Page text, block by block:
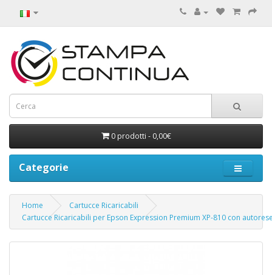
0 prodotti - 0,00€
Categorie
Home
Cartucce Ricaricabili
Cartucce Ricaricabili per Epson Expression Premium XP-810 con